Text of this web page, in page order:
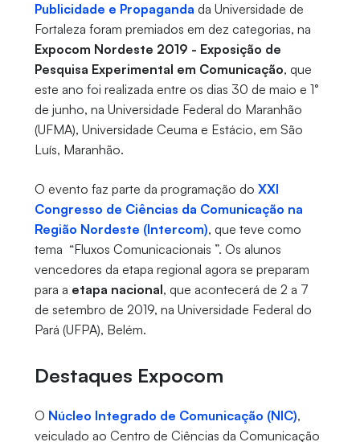
Publicidade e Propaganda da Universidade de
Fortaleza foram premiados em dez categorias, na
Expocom Nordeste 2019 - Exposição de
Pesquisa Experimental em Comunicação, que
este ano foi realizada entre os dias 30 de maio e 1°
de junho, na Universidade Federal do Maranhão
(UFMA), Universidade Ceuma e Estácio, em São
Luís, Maranhão.
O evento faz parte da programação do XXI
Congresso de Ciências da Comunicação na
Região Nordeste (Intercom), que teve como
tema “Fluxos Comunicacionais ”. Os alunos
vencedores da etapa regional agora se preparam
para a etapa nacional, que acontecerá de 2 a 7
de setembro de 2019, na Universidade Federal do
Pará (UFPA), Belém.
Destaques Expocom
O Núcleo Integrado de Comunicação (NIC),
veiculado ao Centro de Ciências da Comunicação